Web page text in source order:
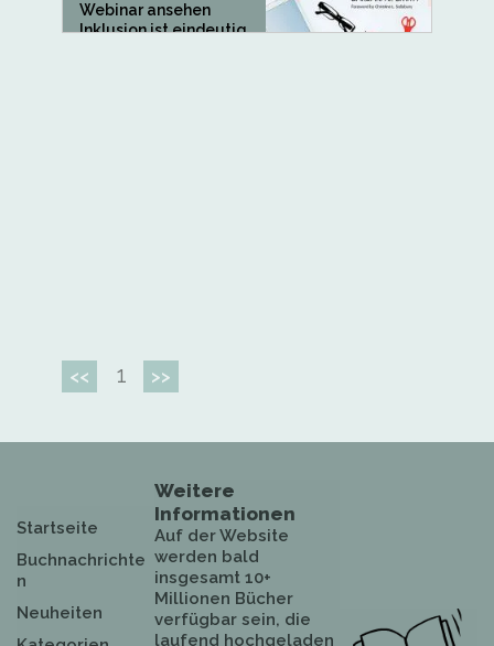
Webinar ansehen
Inklusion ist eindeutig
<< 1 >>
Startseite
Buchnachrichte
n
Neuheiten
Weitere
Informationen
Auf der Website
werden bald
insgesamt 10+
Millionen Bücher
verfügbar sein, die
laufend hochgeladen